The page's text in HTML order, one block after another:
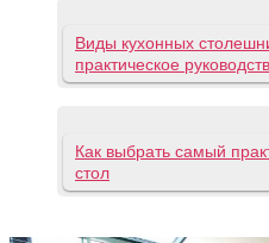
Виды кухонных
практическое
Как выбрать самый
стол